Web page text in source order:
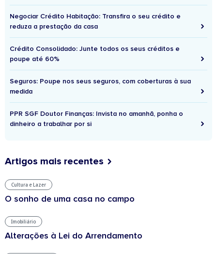
Negociar Crédito Habitação: Transfira o seu crédito e
reduza a prestação da casa
Crédito Consolidado: Junte todos os seus créditos e
poupe até 60%
Seguros: Poupe nos seus seguros, com coberturas à sua
medida
PPR SGF Doutor Finanças: Invista no amanhã, ponha o
dinheiro a trabalhar por si
Artigos mais recentes
Cultura e Lazer
O sonho de uma casa no campo
Imobiliário
Alterações à Lei do Arrendamento